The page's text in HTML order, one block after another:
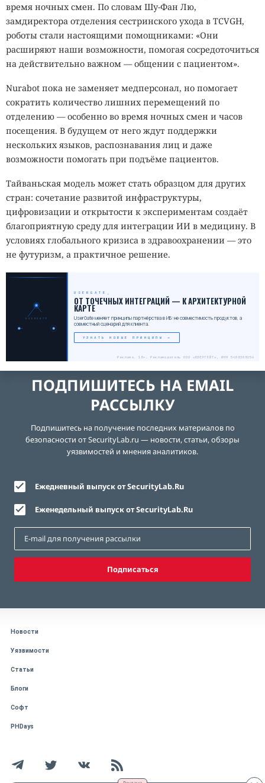
время ночных смен. По словам Шу-Фан Лю,
замдиректора отделения сестринского ухода в TCVGH,
роботы стали настоящими помощниками: «Они
расширяют наши возможности, помогая сосредоточиться
на действительно важном — общении с пациентом».
Nurabot пока не заменяет медперсонал, но помогает
сократить количество лишних перемещений по
отделению — особенно во время ночных смен и часов
посещения. В будущем от него ждут поддержки
нескольких языков, распознавания лиц и даже
возможности помогать при подъёме пациентов.
Тайваньская модель может стать образцом для других
стран: сочетание развитой инфраструктуры,
цифровизации и открытости к экспериментам создаёт
благоприятную среду для интеграции ИИ в медицину. В
условиях глобального кризиса в здравоохранении — это
не футуризм, а практичное решение.
USERGATE
USERGATE
ОТ ТОЧЕЧНЫХ ИНТЕГРАЦИЙ — К АРХИТЕКТУРНОЙ
КАРТЕ
UserGate меняет принципы партнёрства в ИБ: не совместимость продуктов, а
совместный сценарий для клиента.
УЗНАТЬ НОВЫЕ ПРИНЦИПЫ →
Реклама. 18+. Рекламодатель ООО «ЮЗЕРГЕЙТ», ИНН 5408308256
ПОДПИШИТЕСЬ НА EMAIL
РАССЫЛКУ
Подпишитесь на получение последних материалов по
безопасности от SecurityLab.ru — новости, статьи, обзоры
уязвимостей и мнения аналитиков.
Ежедневный выпуск от SecurityLab.Ru
Еженедельный выпуск от SecurityLab.Ru
Подписаться
Новости
Уязвимости
Статьи
Блоги
Софт
PHDays